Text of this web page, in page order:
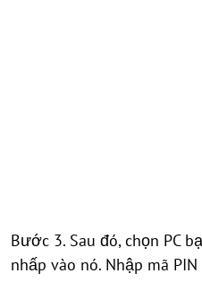
Bước 3. Sau đó, chọn PC
nhấp vào nó. Nhập mã PIN